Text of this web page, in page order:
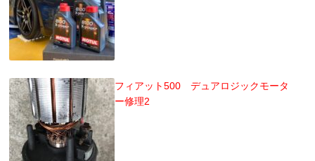
フィアット500 デュアロジックモータ
ー修理2